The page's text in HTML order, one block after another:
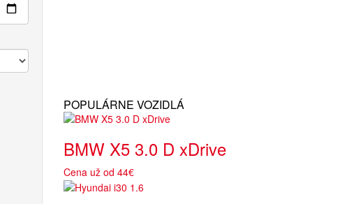
POPULÁRNE VOZIDLÁ
BMW X5 3.0 D xDrive
Cena už od 44€